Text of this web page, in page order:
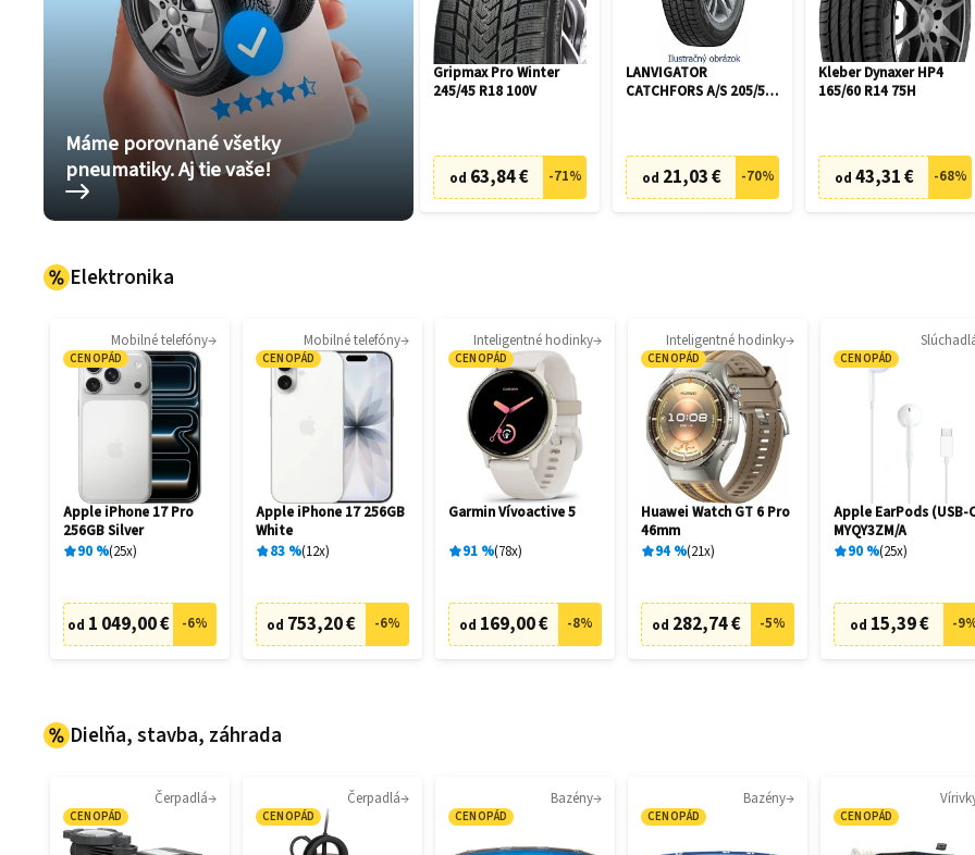
Máme porovnané všetky
pneumatiky. Aj tie vaše!
Gripmax Pro Winter
245/45 R18 100V
od 63,84 € -71%
LANVIGATOR
CATCHFORS A/S 205/55
od 21,03 € -70%
Kleber Dynaxer HP4
165/60 R14 75H
od 43,31 € -68%
Elektronika
Mobilné telefóny
CENOPÁD
Apple iPhone 17 Pro
256GB Silver
90 % 25x
od 1 049,00 € -6%
Mobilné telefóny
CENOPÁD
Apple iPhone 17 256GB
White
83 % 12x
od 753,20 € -6%
Inteligentné hodinky
CENOPÁD
Garmin Vívoactive 5
91 % 78x
od 169,00 € -8%
Inteligentné hodinky
CENOPÁD
Huawei Watch GT 6 Pro
46mm
94% 21x
od 282,74 € -5%
CENOPÁD
Apple EarPods
MYQY3ZM/A
90 % 25x
od 15,39 € -9
Dielňa, stavba, záhrada
Čerpadlá
CENOPÁD
Čerpadlá
CENOPÁD
Bazény
CENOPÁD
Bazény
CENOPÁD CENOPÁD